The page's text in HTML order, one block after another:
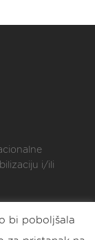
i/ili
bi poboljšala